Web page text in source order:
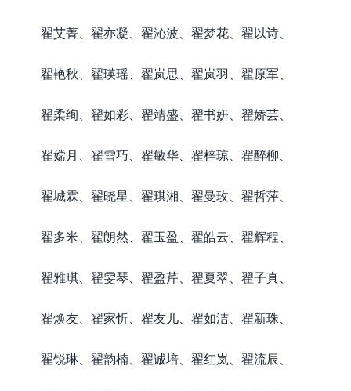
翟艾菁、翟亦凝、翟沁波、翟梦花、翟以诗、
翟艳秋、翟瑛瑶、翟岚思、翟岚羽、翟原军、
翟柔绚、翟如彩、翟靖盛、翟书妍、翟娇芸、
翟嫦月、翟雪巧、翟敏华、翟梓琼、翟醉柳、
翟城霖、翟晓星、翟琪湘、翟曼玫、翟哲萍、
翟多米、翟朗然、翟玉盈、翟皓云、翟辉程、
翟雅琪、翟雯琴、翟盈芹、翟夏翠、翟子真、
翟焕友、翟家忻、翟友儿、翟如洁、翟新珠、
翟锐琳、翟韵楠、翟诚培、翟红岚、翟流辰、